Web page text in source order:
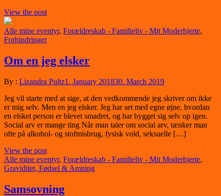
View the post
Alle mine eventyr, Forældreskab - Familieliv - Mit Moderhjerte,
Forhindringer
Om en jeg elsker
By : Lizandra Pultz1. January 201830. March 2019
Jeg vil starte med at sige, at den vedkommende jeg skriver om ikke
er mig selv. Men en jeg elsker. Jeg har set med egne øjne, hvordan
en elsket person er blevet smadret, og har bygget sig selv op igen.
Social arv er mange ting Når man taler om social arv, tænker man
ofte på alkohol- og stofmisbrug, fysisk vold, seksuelle […]
View the post
Alle mine eventyr, Forældreskab - Familieliv - Mit Moderhjerte,
Graviditet, Fødsel & Amning
Samsovning